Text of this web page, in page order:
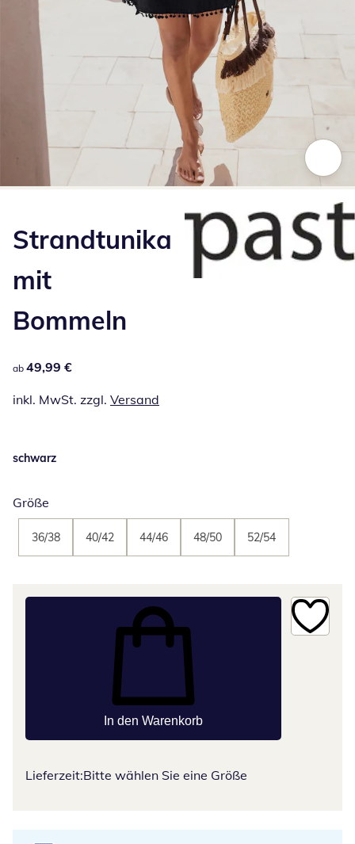
Strandtunika
mit
Bommeln
49,99 €
ab 49,99 €
inkl. MwSt. zzgl. Versand
schwarz
Größe
36/38 40/42 44/46 48/50 52/54
In den Warenkorb
Lieferzeit:Bitte wählen Sie eine Größe